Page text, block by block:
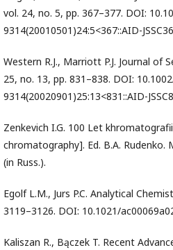
vol. 24, no. 5, pp. 367–377. DOI:
9314(20010501)24:5<367::AID-
Western R.J., Marriott P.J. Journal of
25, no. 13, pp. 831–838. DOI:
9314(20020901)25:13<831::AID-
Zenkevich I.G. 100 Let
chromatography]. Ed. B.A. Rudenko.
(in Russ.).
Egolf L.M., Jurs P.C. Analytical
3119–3126. DOI: 10.1021/
Kaliszan R., Bączek T. Recent